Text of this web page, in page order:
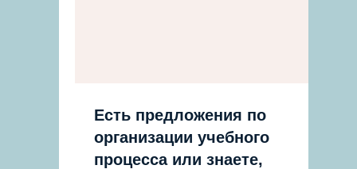
Есть предложения по
организации учебного
процесса или знаете,